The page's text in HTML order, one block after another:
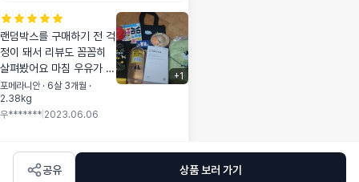
불순물처럼 보이는
것은 순수 미네랄 성
분이래 그렇게 보이
는 거라고 흔들어 사
용하면 된다고 하셨
었어요:) 너무 좋아요
이거♡ * 참 이거 주
휴대용 실리콘 보울
도 받았는데 견고하
랜덤박스를 구매하기 전 걱
정이 돼서 리뷰도 꼼꼼히
살펴봤어요 마침 우유가 미
용하기 전이라 장모, 이중
모 친구들이 쓴다는 코트킹
에 관심이 많아 고민하던
했습니다. 우유네가 구매한
포메라니안 · 6살 3개월 ·
2.38kg
우******* 2023.06.06
+1
공유 상품 보러 가기